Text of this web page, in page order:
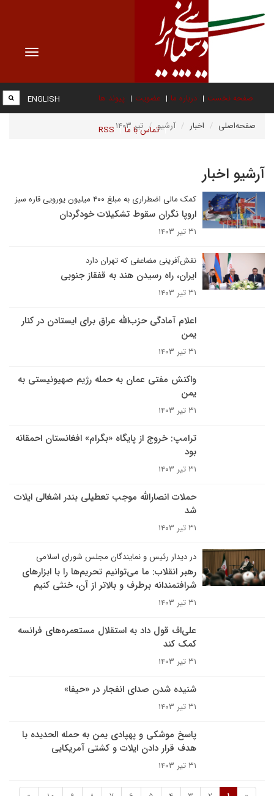
Toggle
صفحه نخست درباره ما عضویت پیوند ها
تماس با ما RSS
ENGLISH
صفحه‌اصلی اخبار آرشیو تیر ۱۴۰۳
آرشیو اخبار
کمک مالی اضطراری به مبلغ ۴۰۰ میلیون یورویی قاره سبز
اروپا نگران سقوط تشکیلات خودگردان
۳۱ تیر ۱۴۰۳
نقش‌آفرینی مضاعفی که تهران دارد
ایران، راه رسیدن هند به قفقاز جنوبی
۳۱ تیر ۱۴۰۳
اعلام آمادگی حزب‌الله عراق برای ایستادن در کنار
یمن
۳۱ تیر ۱۴۰۳
واکنش مفتی عمان به حمله رژیم صهیونیستی به
یمن
۳۱ تیر ۱۴۰۳
ترامپ: خروج از پایگاه «بگرام» افغانستان احمقانه
بود
۳۱ تیر ۱۴۰۳
حملات انصارالله موجب تعطیلی بندر اشغالی ایلات
شد
۳۱ تیر ۱۴۰۳
در دیدار رئیس و نمایندگان مجلس شورای اسلامی
رهبر انقلاب: ما می‌توانیم تحریم‌ها را با ابزارهای
شرافتمندانه برطرف و بالاتر از آن، خنثی کنیم
۳۱ تیر ۱۴۰۳
علی‌اف قول داد به استقلال مستعمره‌های فرانسه
کمک ‌کند
۳۱ تیر ۱۴۰۳
شنیده شدن صدای انفجار در «حیفا»
۳۱ تیر ۱۴۰۳
پاسخ موشکی و پهپادی یمن به حمله الحدیده با
هدف قرار دادن ایلات و کشتی آمریکایی
۳۱ تیر ۱۴۰۳